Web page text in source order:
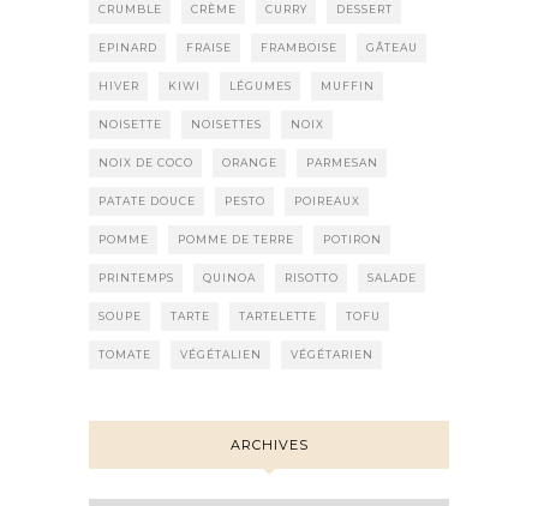
CRUMBLE CRÈME CURRY DESSERT
EPINARD FRAISE FRAMBOISE GÂTEAU
HIVER KIWI LÉGUMES MUFFIN
NOISETTE NOISETTES NOIX
NOIX DE COCO ORANGE PARMESAN
PATATE DOUCE PESTO POIREAUX
POMME POMME DE TERRE POTIRON
PRINTEMPS QUINOA RISOTTO SALADE
SOUPE TARTE TARTELETTE TOFU
TOMATE VÉGÉTALIEN VÉGÉTARIEN
ARCHIVES